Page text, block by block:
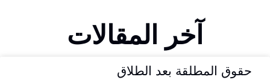
آخر المقالات
حقوق المطلقة بعد الطلاق